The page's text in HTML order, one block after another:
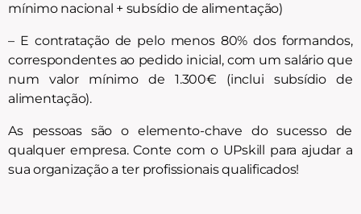
mínimo nacional + subsídio de alimentação)
– E contratação de pelo menos 80% dos formandos,
correspondentes ao pedido inicial, com um salário que
num valor mínimo de 1.300€ (inclui subsídio de
alimentação).
As pessoas são o elemento-chave do sucesso de
qualquer empresa. Conte com o UPskill para ajudar a
sua organização a ter profissionais qualificados!